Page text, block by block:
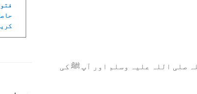
صلی اللہ علیہ وسلم اور آپ ﷺ کی